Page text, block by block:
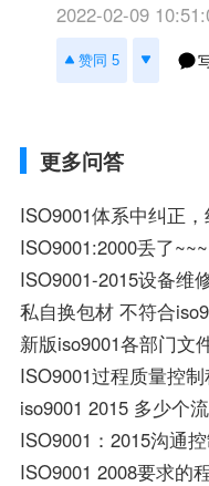
2022-02-09
赞同 5
更多问答
ISO9001体系中纠正
ISO9001:2000丢了~~~
ISO9001-2015设备维
私自换包材 不符合
新版iso9001各部门文
ISO9001过程质量控
iso9001 2015 多少个
ISO9001：2015沟通
ISO9001 2008要求的